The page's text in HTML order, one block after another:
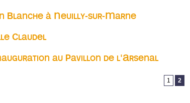
Blanche à Neuilly-sur-Marne
Claudel
au Pavillon de l'Arsenal
1 2